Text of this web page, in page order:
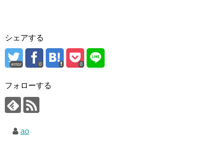
シェアする
error 0 0
フォローする
ao